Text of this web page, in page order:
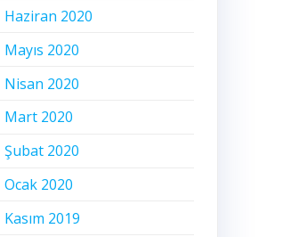
Haziran 2020
Mayıs 2020
Nisan 2020
Mart 2020
Şubat 2020
Ocak 2020
Kasım 2019